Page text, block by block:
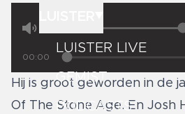
LUISTER LIVE
GEMIST
PODCASTS
00:00
Hij is groot geworden in de
Of The Stone Age. En Josh